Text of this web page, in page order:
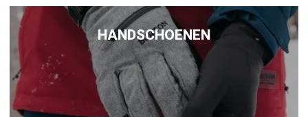
HANDSCHOENEN